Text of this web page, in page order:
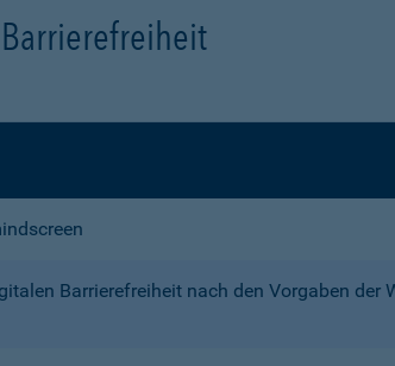
Barrierefreiheit nach den Vorgaben der